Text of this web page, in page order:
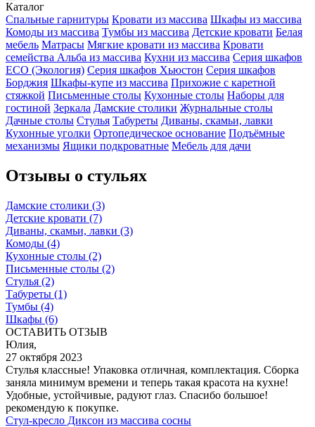
Каталог
Спальные гарнитуры Кровати из массива Шкафы из массива
Комоды из массива Тумбы из массива Детские кровати Белая
мебель Матрасы Мягкие кровати из массива Кровати
семейства Альба из массива Кухни из массива Серия шкафов
ECO (Экология) Серия шкафов Хьюстон Серия шкафов
Борджия Шкафы-купе из массива Прихожие с каретной
стяжкой Письменные столы Кухонные столы Наборы для
гостиной Зеркала Дамские столики Журнальные столы
Дачные столы Стулья Табуреты Диваны, скамьи, лавки
Кухонные уголки Ортопедическое основание Подъёмные
механизмы Ящики подкроватные Мебель для дачи
Отзывы о стульях
Дамские столики (3)
Детские кровати (7)
Диваны, скамьи, лавки (3)
Комоды (4)
Кухонные столы (2)
Письменные столы (2)
Стулья (2)
Табуреты (1)
Тумбы (4)
Шкафы (6)
ОСТАВИТЬ ОТЗЫВ
Юлия,
27 октября 2023
Стулья классные! Упаковка отличная, комплектация. Сборка
заняла минимум времени и теперь такая красота на кухне!
Удобные, устойчивые, радуют глаз. Спасибо большое!
рекомендую к покупке.
Стул-кресло Диксон из массива сосны